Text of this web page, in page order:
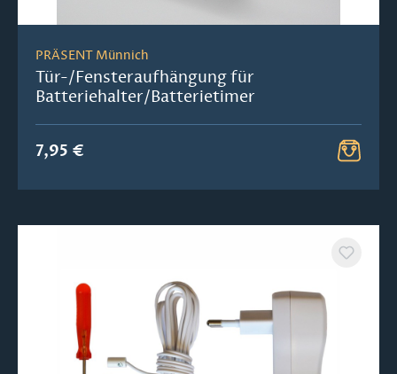
PRÄSENT Münnich
Tür-/Fensteraufhängung für
Batteriehalter/Batterietimer
7,95 €